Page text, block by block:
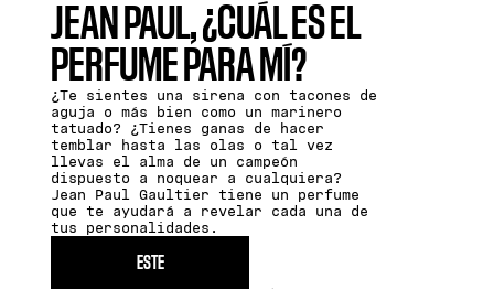
JEAN PAUL, ¿CUÁL ES EL
PERFUME PARA MÍ?
¿Te sientes una sirena con tacones de
aguja o más bien como un marinero
tatuado? ¿Tienes ganas de hacer
temblar hasta las olas o tal vez
llevas el alma de un campeón
dispuesto a noquear a cualquiera?
Jean Paul Gaultier tiene un perfume
que te ayudará a revelar cada una de
tus personalidades.
ESTE